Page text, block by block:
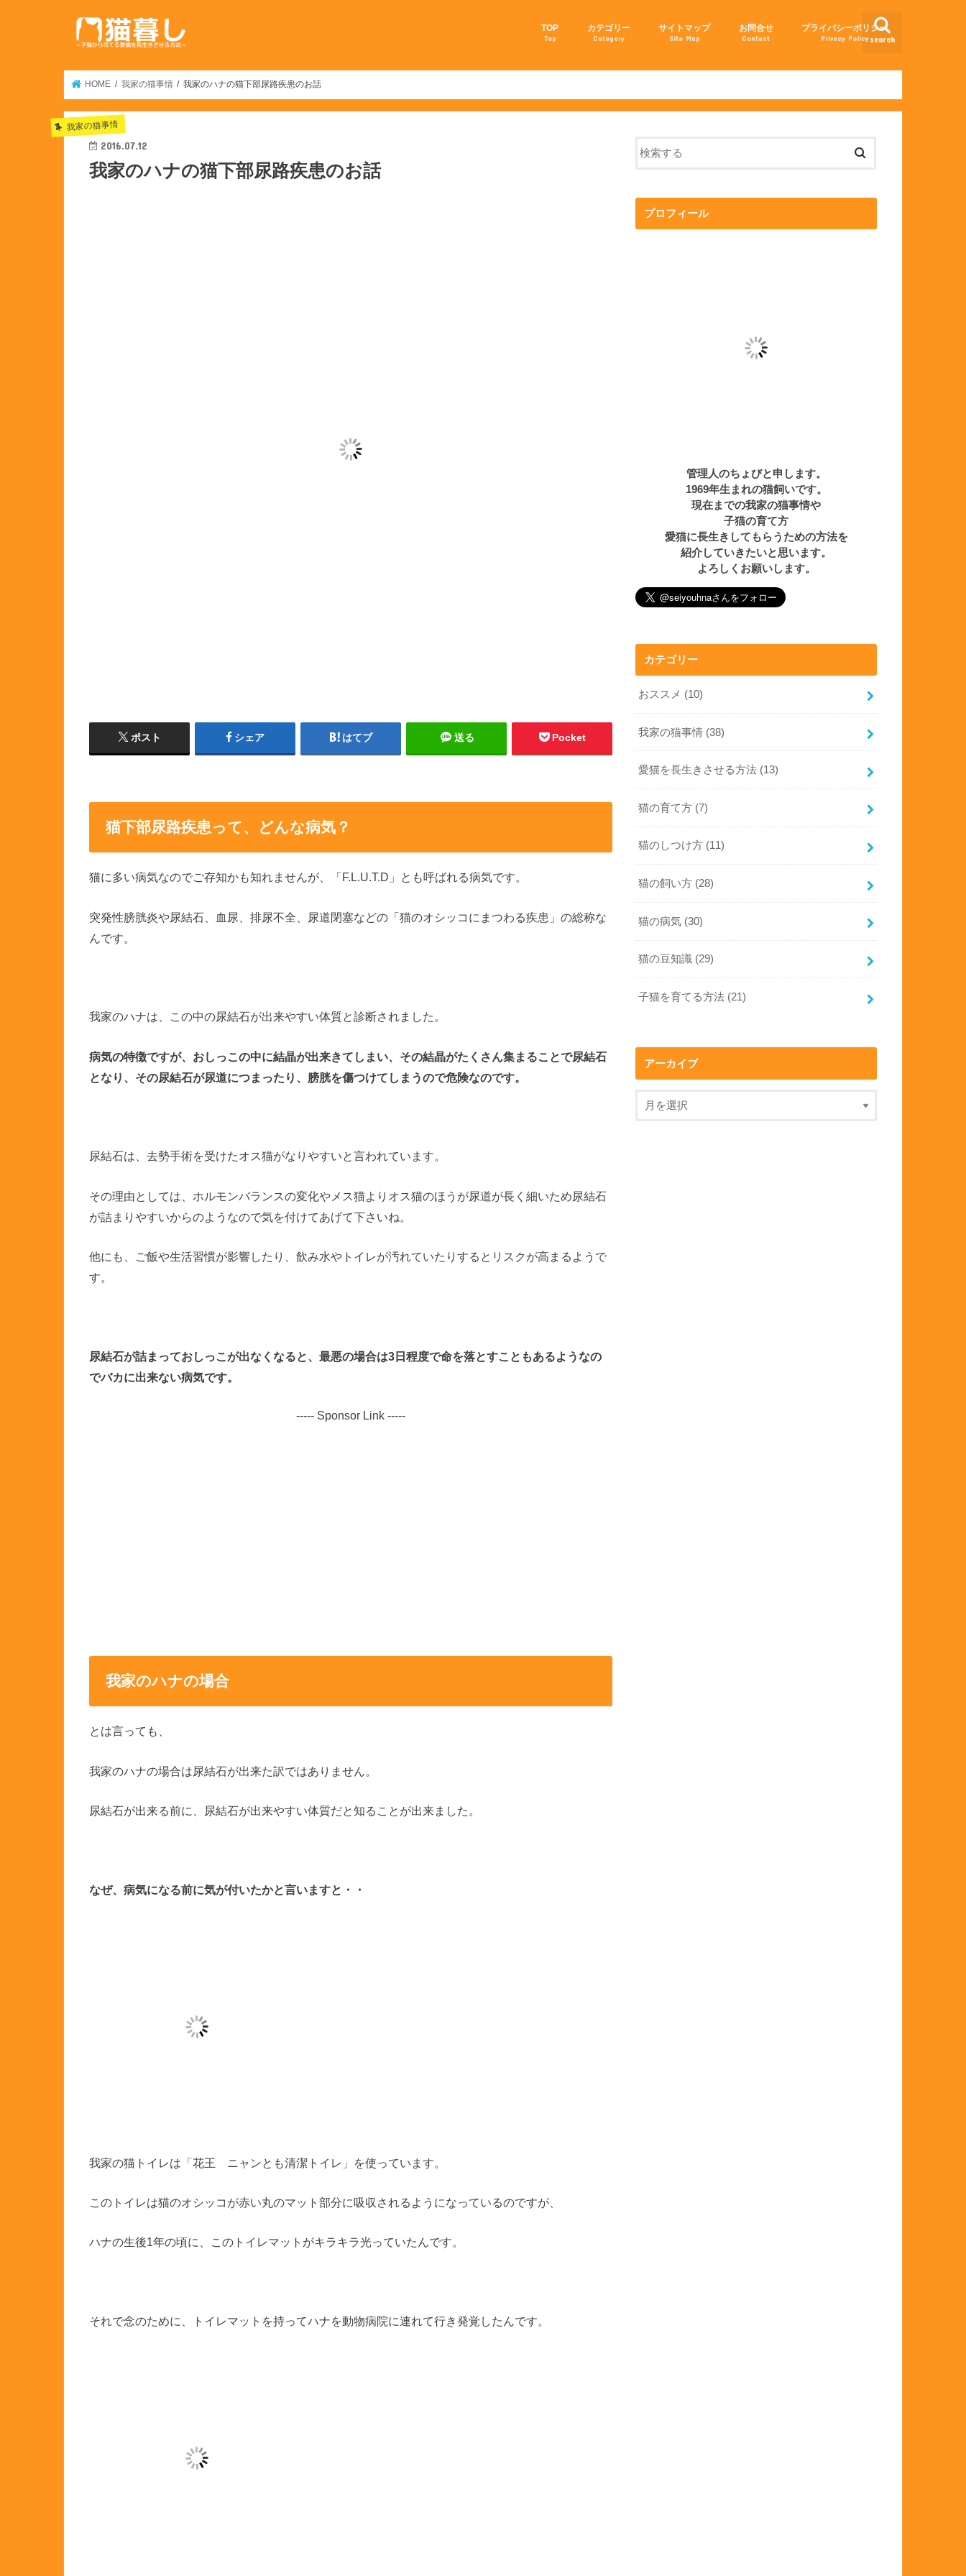
search
TOP
Top
カテゴリー
Category
サイトマップ
Site Map
お問合せ
Contact
プライバシーポリシー
Privacy Policy
HOME 我家の猫事情 我家のハナの猫下部尿路疾患のお話
我家の猫事情
2016.07.12
我家のハナの猫下部尿路疾患のお話
ポスト シェア はてブ 送る Pocket
猫下部尿路疾患って、どんな病気？
猫に多い病気なのでご存知かも知れませんが、「F.L.U.T.D」とも呼ばれる病気です。
突発性膀胱炎や尿結石、血尿、排尿不全、尿道閉塞などの「猫のオシッコにまつわる疾患」の総称な
んです。
我家のハナは、この中の尿結石が出来やすい体質と診断されました。
病気の特徴ですが、おしっこの中に結晶が出来きてしまい、その結晶がたくさん集まることで尿結石
となり、その尿結石が尿道につまったり、膀胱を傷つけてしまうので危険なのです。
尿結石は、去勢手術を受けたオス猫がなりやすいと言われています。
その理由としては、ホルモンバランスの変化やメス猫よりオス猫のほうが尿道が長く細いため尿結石
が詰まりやすいからのようなので気を付けてあげて下さいね。
他にも、ご飯や生活習慣が影響したり、飲み水やトイレが汚れていたりするとリスクが高まるようで
す。
尿結石が詰まっておしっこが出なくなると、最悪の場合は3日程度で命を落とすこともあるようなの
でバカに出来ない病気です。
----- Sponsor Link -----
我家のハナの場合
とは言っても、
我家のハナの場合は尿結石が出来た訳ではありません。
尿結石が出来る前に、尿結石が出来やすい体質だと知ることが出来ました。
なぜ、病気になる前に気が付いたかと言いますと・・
我家の猫トイレは「花王 ニャンとも清潔トイレ」を使っています。
このトイレは猫のオシッコが赤い丸のマット部分に吸収されるようになっているのですが、
ハナの生後1年の頃に、このトイレマットがキラキラ光っていたんです。
それで念のために、トイレマットを持ってハナを動物病院に連れて行き発覚したんです。
プロフィール
管理人のちょびと申します。
1969年生まれの猫飼いです。
現在までの我家の猫事情や
子猫の育て方
愛猫に長生きしてもらうための方法を
紹介していきたいと思います。
よろしくお願いします。
カテゴリー
おススメ (10)
我家の猫事情 (38)
愛猫を長生きさせる方法 (13)
猫の育て方 (7)
猫のしつけ方 (11)
猫の飼い方 (28)
猫の病気 (30)
猫の豆知識 (29)
子猫を育てる方法 (21)
アーカイブ